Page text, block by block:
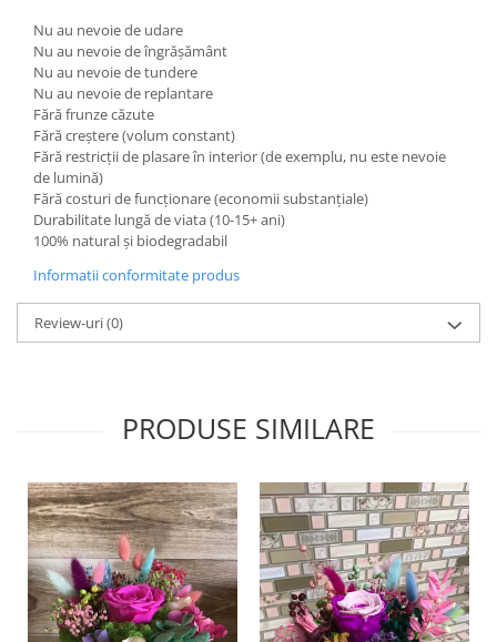
Nu au nevoie de udare
Nu au nevoie de îngrășământ
Nu au nevoie de tundere
Nu au nevoie de replantare
Fără frunze căzute
Fără creștere (volum constant)
Fără restricții de plasare în interior (de exemplu, nu este nevoie
de lumină)
Fără costuri de funcționare (economii substanțiale)
Durabilitate lungă de viata (10-15+ ani)
100% natural și biodegradabil
Informatii conformitate produs
Review-uri(0)
PRODUSE SIMILARE